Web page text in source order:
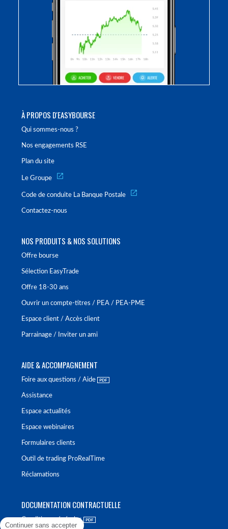
À PROPOS D'EASYBOURSE
Qui sommes-nous ?
Nos engagements RSE
Plan du site
Le Groupe
Code de conduite La Banque Postale
Contactez-nous
NOS PRODUITS & NOS SOLUTIONS
Offre bourse
Sélection EasyTrade
Offre 18-30 ans
Ouvrir un compte-titres / PEA / PEA-PME
Espace client / Accès client
Parrainage / Inviter un ami
AIDE & ACCOMPAGNEMENT
Foire aux questions / Aide
Assistance
Espace actualités
Espace webinaires
Formulaires clients
Outil de trading ProRealTime
Réclamations
DOCUMENTATION CONTRACTUELLE
Conditions générales
Continuer sans accepter